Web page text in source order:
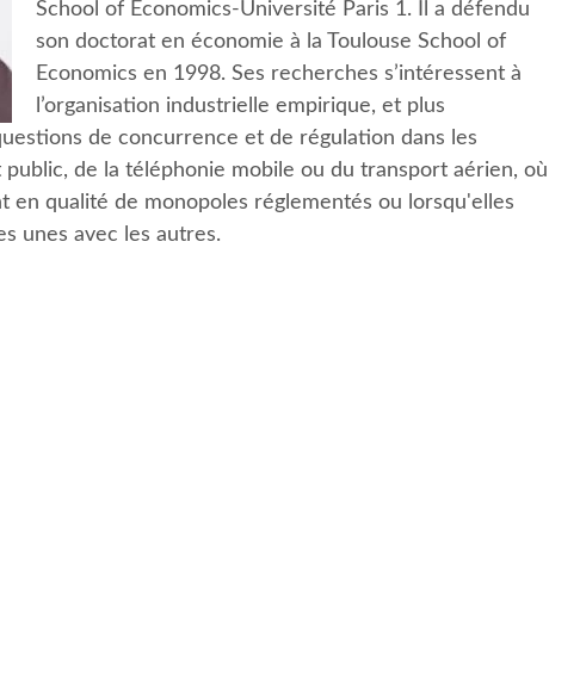
School of Economics-Université Paris 1. Il a défendu
son doctorat en économie à la Toulouse School of
Economics en 1998. Ses recherches s’intéressent à
l’organisation industrielle empirique, et plus
de concurrence et de régulation dans les
de la téléphonie mobile ou du transport aérien, où
en qualité de monopoles réglementés ou lorsqu'elles
unes avec les autres.